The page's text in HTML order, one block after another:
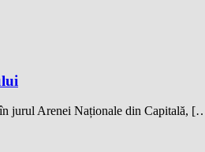
în jurul Arenei Naționale din Capitală,